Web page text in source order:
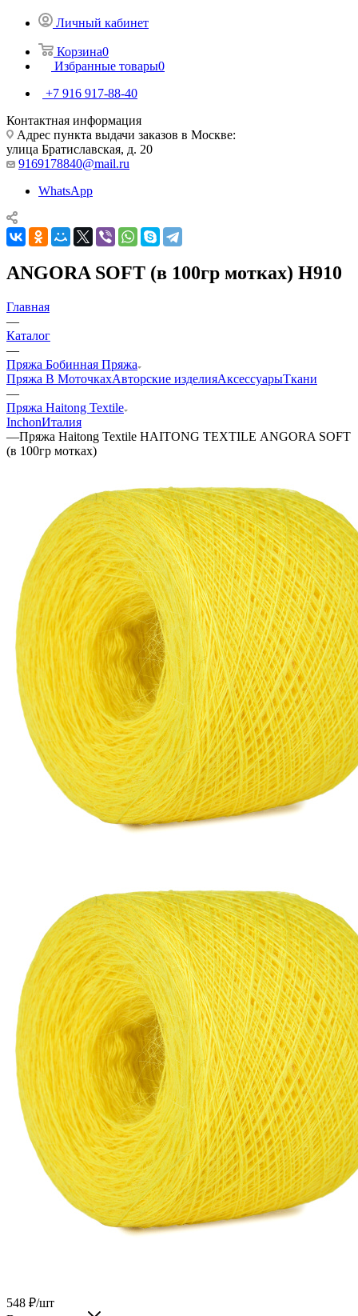
Личный кабинет
Корзина0
Избранные товары0
+7 916 917-88-40
Контактная информация
Адрес пункта выдачи заказов в Москве:
улица Братиславская, д. 20
9169178840@mail.ru
WhatsApp
ANGORA SOFT (в 100гр мотках) H910
Главная
—
Каталог
—
Пряжа Бобинная Пряжа
Пряжа В МоточкахАвторские изделияАксессуарыТкани
—
Пряжа Haitong Textilе
InchonИталия
—Пряжа Haitong Textilе HAITONG TEXTILЕ ANGORA SOFT
(в 100гр мотках)
548 ₽/шт